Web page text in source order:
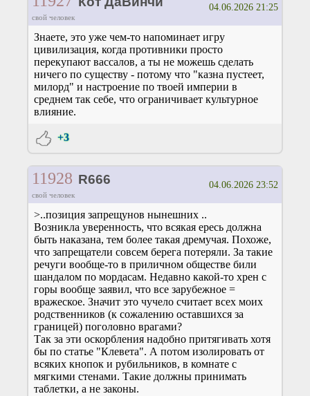
свой человек
04.06.2026 21:25
Знаете, это уже чем-то напоминает игру
цивилизация, когда противники просто
перекупают вассалов, а ты не можешь сделать
ничего по существу - потому что "казна пустеет,
милорд" и настроение по твоей империи в
среднем так себе, что ограничивает культурное
влияние.
+3
11928 R666
свой человек
04.06.2026 23:52
>..позиция запрещунов нынешних ..
Возникла уверенность, что всякая ересь должна
быть наказана, тем более такая дремучая. Похоже,
что запрещатели совсем берега потеряли. За такие
речуги вообще-то в приличном обществе били
шандалом по мордасам. Недавно какой-то хрен с
горы вообще заявил, что все зарубежное =
вражеское. Значит это чучело считает всех моих
родственников (к сожалению оставшихся за
границей) поголовно врагами?
Так за эти оскорбления надобно притягивать хотя
бы по статье "Клевета". А потом изолировать от
всяких кнопок и рубильников, в комнате с
мягкими стенами. Такие должны принимать
таблетки, а не законы.